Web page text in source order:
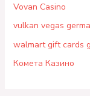
Vovan Casino
vulkan vegas
walmart gift cards
Комета Казино